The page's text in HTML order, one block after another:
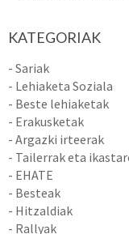
KATEGORIAK
- Sariak
- Lehiaketa Soziala
- Beste lehiaketak
- Erakusketak
- Argazki irteerak
- Tailerrak eta
- EHATE
- Besteak
- Hitzaldiak
- Rallyak